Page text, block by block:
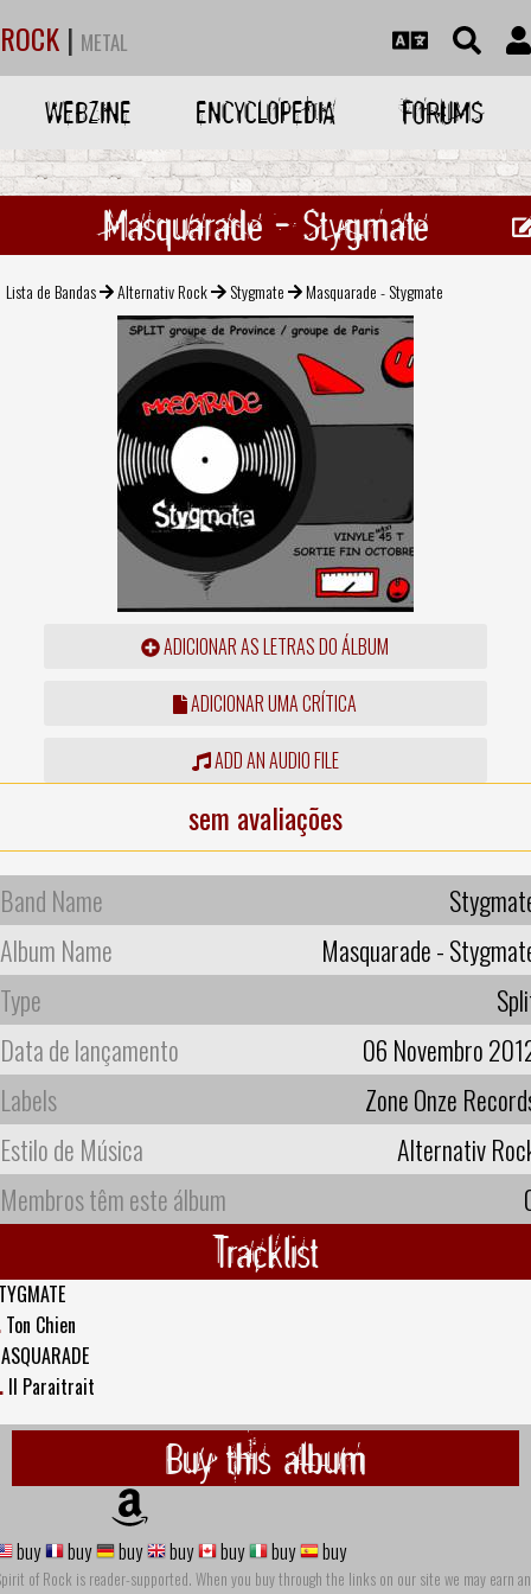
ROCK | METAL
WEBZINE ENCYCLOPEDIA FORUMS
Masquarade - Stygmate
Lista de Bandas Alternativ Rock Stygmate Masquarade - Stygmate
ADICIONAR AS LETRAS DO ÁLBUM
ADICIONAR UMA CRÍTICA
ADD AN AUDIO FILE
sem avaliações
Band Name
Album Name
Masquarade -
Type
Data de lançamento
06 Novembro
Labels
Zone Onze
Estilo de Música
Alternativ
Membros têm este álbum
Tracklist
Ton Chien
Il Paraitrait
Buy this album
buy buy buy buy buy buy buy
of Rock is reader-supported. When you buy through the links on our site we may earn an